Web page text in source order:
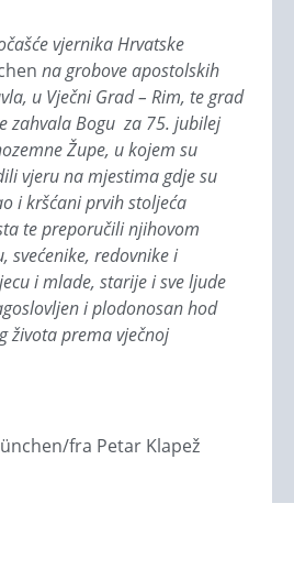
vjernika Hrvatske
na grobove apostolskih
u Vječni Grad – Rim, te grad
zahvala Bogu za 75. jubilej
Župe, u kojem su
vjeru na mjestima gdje su
i kršćani prvih stoljeća
te preporučili njihovom
svećenike, redovnike i
i mlade, starije i sve ljude
i plodonosan hod
života prema vječnoj
fra Petar Klapež